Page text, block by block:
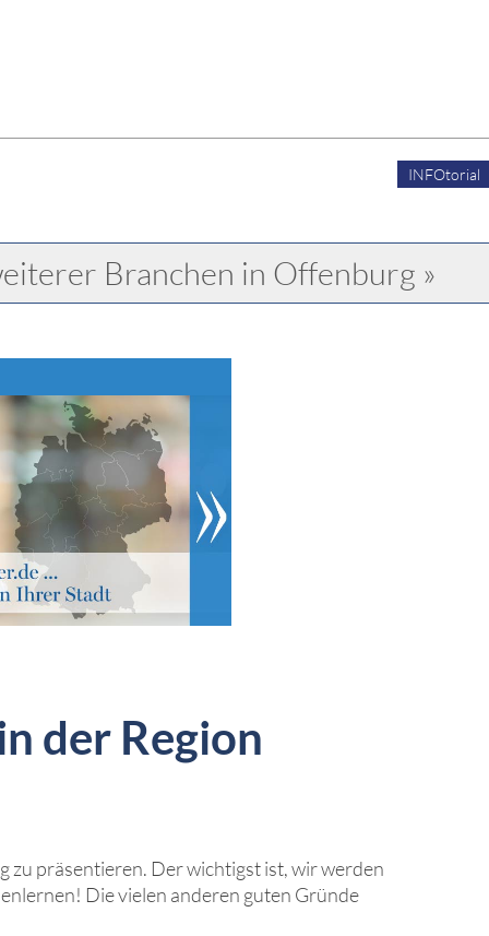
INFOtorial
Branchen in Offenburg »
der Region
zu präsentieren. Der wichtigst ist, wir werden
Die vielen anderen guten Gründe